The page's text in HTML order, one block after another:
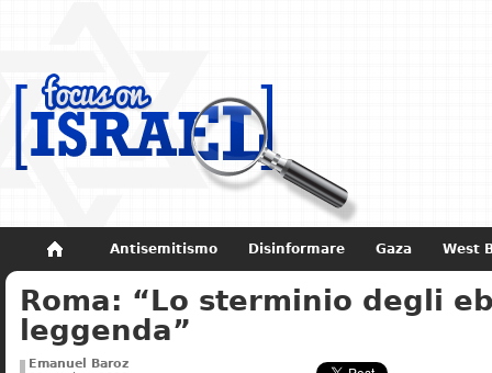
Antisemitismo Disinformare Gaza West
Non dimenticare Storia di Israele
Roma: “Lo sterminio degli
leggenda”
Emanuel Baroz